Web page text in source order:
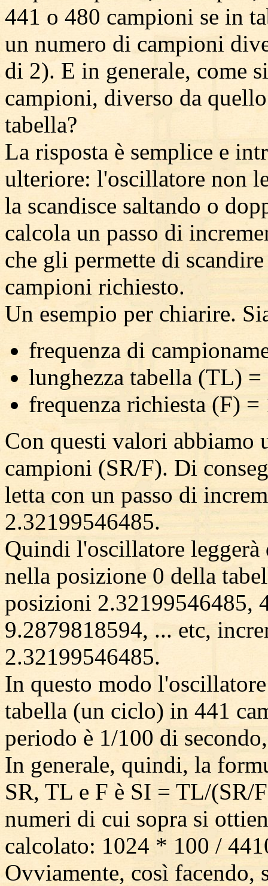
441 o 480 campioni se in
un numero di campioni
di 2). E in generale, come
campioni, diverso da
tabella?
La risposta è semplice e
ulteriore: l'oscillatore non
la scandisce saltando o
calcola un passo di
che gli permette di
campioni richiesto.
Un esempio per chiarire.
frequenza di
lunghezza tabella (TL) =
frequenza richiesta (F) =
Con questi valori abbiamo
campioni (SR/F). Di
letta con un passo di
2.32199546485.
Quindi l'oscillatore
nella posizione 0 della
posizioni 2.32199546485,
9.2879818594, ... etc,
2.32199546485.
In questo modo
tabella (un ciclo) in 441
periodo è 1/100 di
In generale, quindi, la
SR, TL e F è SI = TL/(SR/
numeri di cui sopra si
calcolato: 1024 * 100 /
Ovviamente, così